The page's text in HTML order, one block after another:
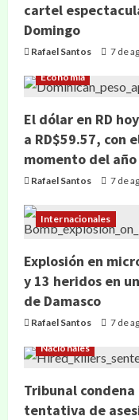
cartel
Domingo
Rafael Santos 7 de
Economía
El dólar en RD
a RD$59.57, con
momento del año
Rafael Santos 7 de
Internacionales
Explosión en
y 13 heridos en
de Damasco
Rafael Santos 7 de
Nacionales
Tribunal condena
tentativa de